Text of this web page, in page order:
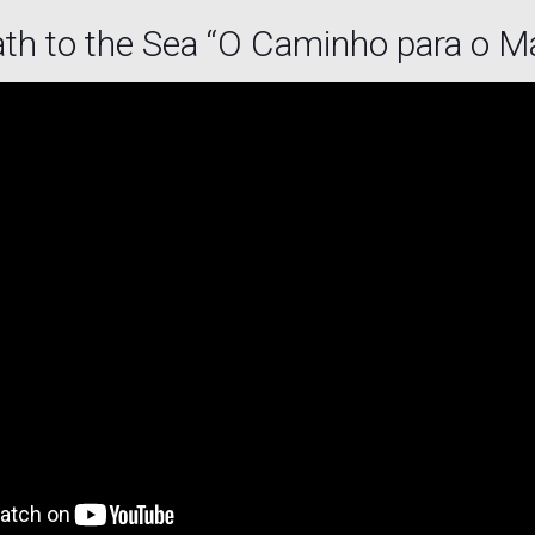
to the Sea “O Caminho para o